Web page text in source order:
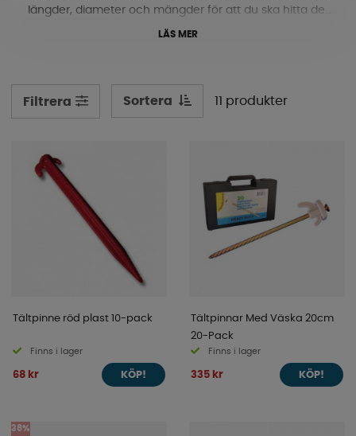
längder, diameter och mängder för att du ska hitta det
just du behöver till ditt förtält. Vi har även pinnupptagare
LÄS MER
Filtrera Sortera 11 produkter
Tältpinne röd plast 10-pack
Finns i lager
68 kr KÖP!
Tältpinnar Med Väska 20cm
20-Pack
Finns i lager
335 kr KÖP!
38%